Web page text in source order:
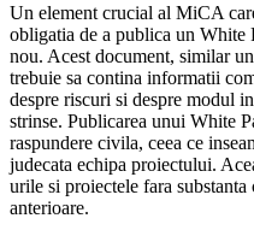
Un element crucial al MiCA
obligatia de a publica un White
nou. Acest document, similar
trebuie sa contina informatii
despre riscuri si despre modul
strinse. Publicarea unui White
raspundere civila, ceea ce
judecata echipa proiectului.
urile si proiectele fara
anterioare.